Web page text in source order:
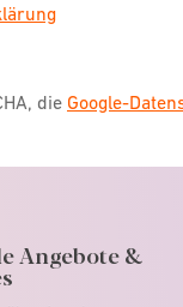
die Google-
Angebote &